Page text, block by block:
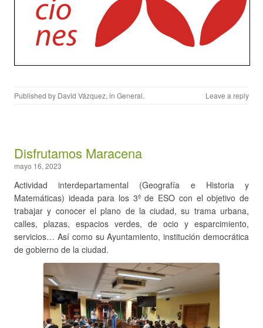
Published by David Vázquez, in General. Leave a reply
Disfrutamos Maracena
mayo 16, 2023
Actividad interdepartamental (Geografía e Historia y
Matemáticas) ideada para los 3º de ESO con el objetivo de
trabajar y conocer el plano de la ciudad, su trama urbana,
calles, plazas, espacios verdes, de ocio y esparcimiento,
servicios… Así como su Ayuntamiento, institución democrática
de gobierno de la ciudad.